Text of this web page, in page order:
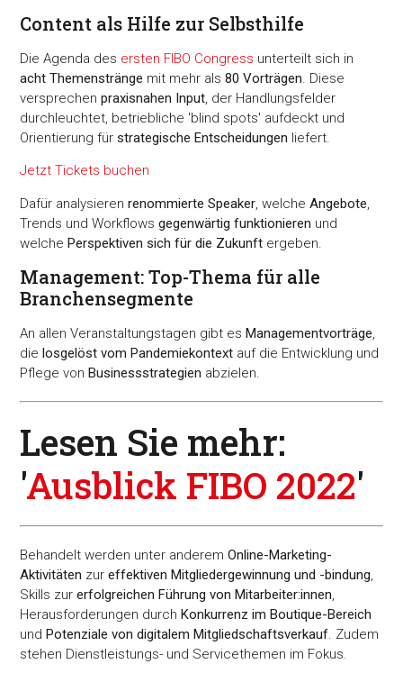
Content als Hilfe zur Selbsthilfe
Die Agenda des ersten FIBO Congress unterteilt sich in
acht Themenstränge mit mehr als80 Vorträgen. Diese
versprechenpraxisnahen Input, der Handlungsfelder
durchleuchtet, betriebliche 'blind spots' aufdeckt und
Orientierung fürstrategische Entscheidungen liefert.
Jetzt Tickets buchen
Dafür analysierenrenommierte Speaker, welcheAngebote,
Trends und Workflowsgegenwärtig funktionieren und
welchePerspektiven sich für die Zukunft ergeben.
Management: Top-Thema für alle
Branchensegmente
An allen Veranstaltungstagen gibt esManagementvorträge,
dielosgelöst vom Pandemiekontext auf die Entwicklung und
Pflege vonBusinessstrategien abzielen.
Lesen Sie mehr:
'Ausblick FIBO 2022'
Behandelt werden unter anderemOnline-Marketing-
Aktivitäten zureffektiven Mitgliedergewinnung und -bindung,
Skills zurerfolgreichen Führung von Mitarbeiter:innen,
Herausforderungen durchKonkurrenz im Boutique-Bereich
undPotenziale von digitalem Mitgliedschaftsverkauf. Zudem
stehen Dienstleistungs- und Servicethemen im Fokus.